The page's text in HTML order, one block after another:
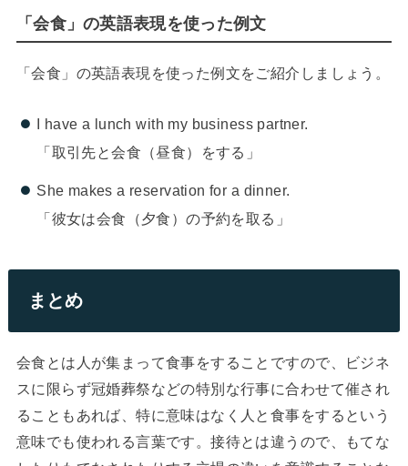
「会食」の英語表現を使った例文
「会食」の英語表現を使った例文をご紹介しましょう。
I have a lunch with my business partner.
「取引先と会食（昼食）をする」
She makes a reservation for a dinner.
「彼女は会食（夕食）の予約を取る」
まとめ
会食とは人が集まって食事をすることですので、ビジネ
スに限らず冠婚葬祭などの特別な行事に合わせて催され
ることもあれば、特に意味はなく人と食事をするという
意味でも使われる言葉です。接待とは違うので、もてな